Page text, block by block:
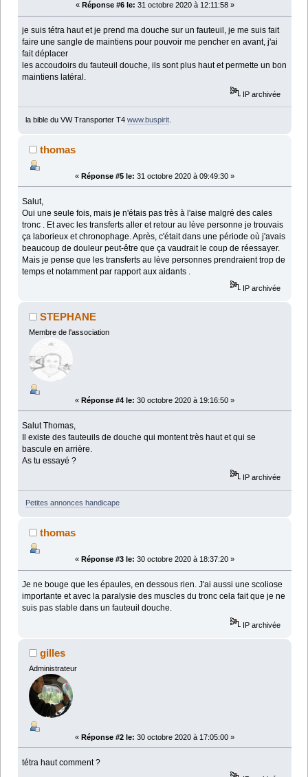
« Réponse #6 le: 31 octobre 2020 à 12:11:58 »
je suis tétra haut et je prend ma douche sur un fauteuil, je me suis fait
faire une sangle de maintiens pour pouvoir me pencher en avant, j'ai
fait déplacer
les accoudoirs du fauteuil douche, ils sont plus haut et permette un bon
maintiens latéral.
IP archivée
la bible du VW Transporter T4 www.buspirit.
thomas
« Réponse #5 le: 31 octobre 2020 à 09:49:30 »
Salut,
Oui une seule fois, mais je n'étais pas très à l'aise malgré des cales
tronc . Et avec les transferts aller et retour au lève personne je trouvais
ça laborieux et chronophage. Après, c'était dans une période où j'avais
beaucoup de douleur peut-être que ça vaudrait le coup de réessayer.
Mais je pense que les transferts au lève personnes prendraient trop de
temps et notamment par rapport aux aidants .
IP archivée
STEPHANE
Membre de l'association
« Réponse #4 le: 30 octobre 2020 à 19:16:50 »
Salut Thomas,
Il existe des fauteuils de douche qui montent très haut et qui se
bascule en arrière.
As tu essayé ?
IP archivée
Petites annonces handicape
thomas
« Réponse #3 le: 30 octobre 2020 à 18:37:20 »
Je ne bouge que les épaules, en dessous rien. J'ai aussi une scoliose
importante et avec la paralysie des muscles du tronc cela fait que je ne
suis pas stable dans un fauteuil douche.
IP archivée
gilles
Administrateur
« Réponse #2 le: 30 octobre 2020 à 17:05:00 »
tétra haut comment ?